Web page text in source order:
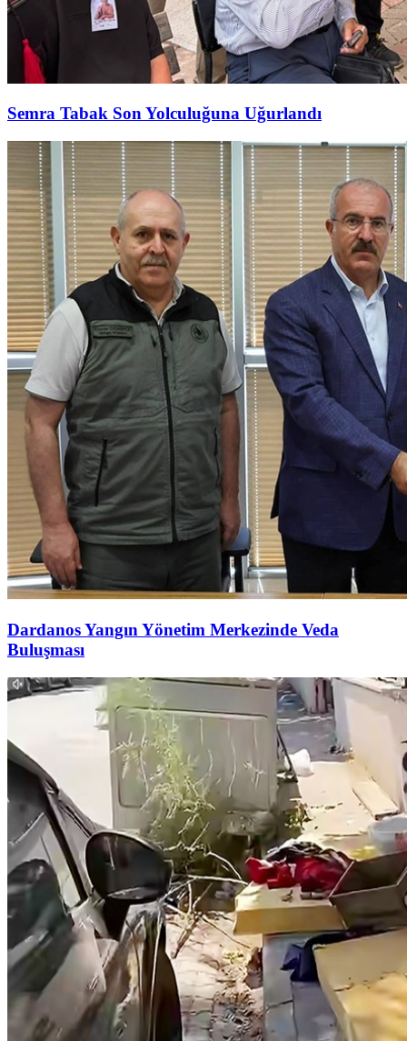
Semra Tabak Son Yolculuğuna Uğurlandı
Dardanos Yangın Yönetim Merkezinde Veda
Buluşması